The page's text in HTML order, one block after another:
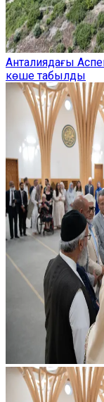
Анталиядағы
көше табылды